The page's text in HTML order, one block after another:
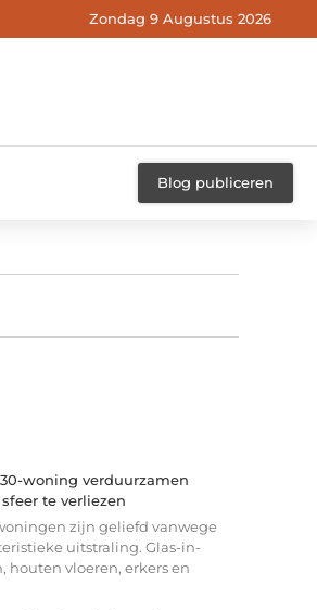
Zondag 9 Augustus 2026
Blog publiceren
woning verduurzamen
te verliezen
zijn geliefd vanwege
uitstraling. Glas-in-
houten vloeren, erkers en